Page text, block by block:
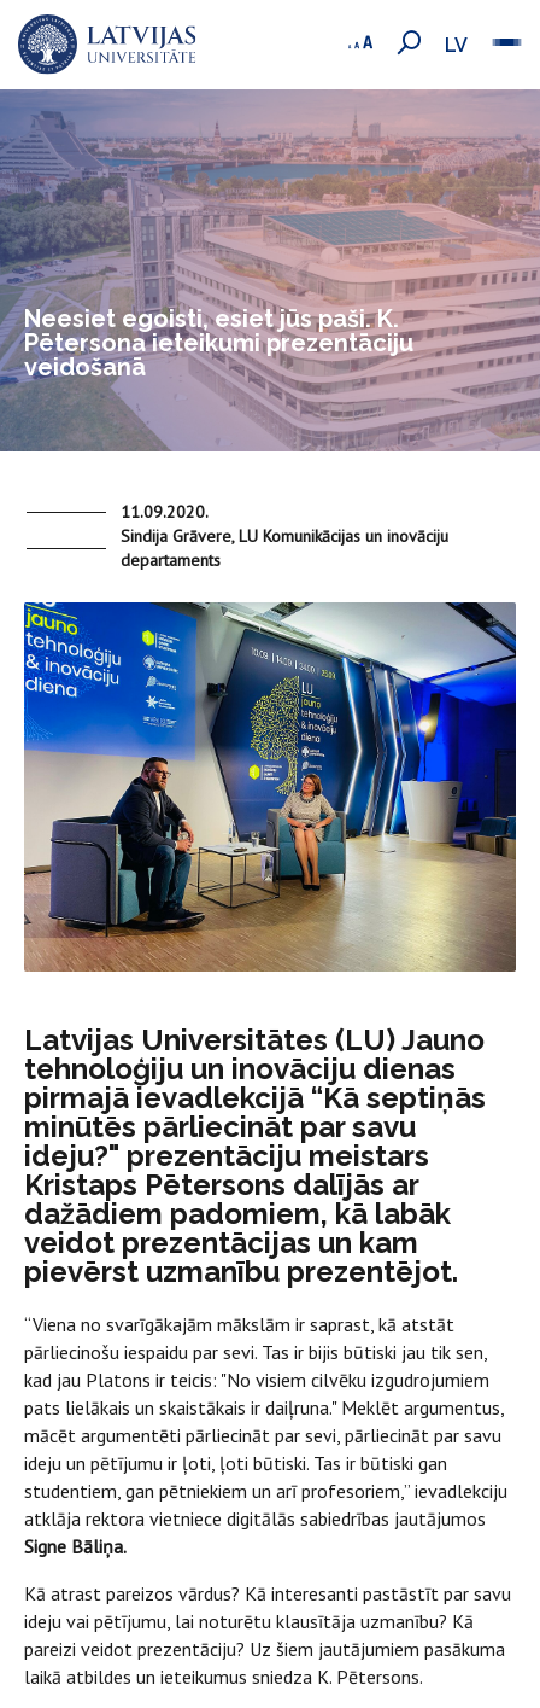
LV
Neesiet egoisti, esiet jūs paši. K.
Pētersona ieteikumi prezentāciju
veidošanā
11.09.2020.
Sindija Grāvere, LU Komunikācijas un inovāciju
departaments
Latvijas Universitātes (LU) Jauno
tehnoloģiju un inovāciju dienas
pirmajā ievadlekcijā “Kā septiņās
minūtēs pārliecināt par savu
ideju?" prezentāciju meistars
Kristaps Pētersons dalījās ar
dažādiem padomiem, kā labāk
veidot prezentācijas un kam
pievērst uzmanību prezentējot.
“Viena no svarīgākajām mākslām ir saprast, kā atstāt
pārliecinošu iespaidu par sevi. Tas ir bijis būtiski jau tik sen,
kad jau Platons ir teicis: "No visiem cilvēku izgudrojumiem
pats lielākais un skaistākais ir daiļruna." Meklēt argumentus,
mācēt argumentēti pārliecināt par sevi, pārliecināt par savu
ideju un pētījumu ir ļoti, ļoti būtiski. Tas ir būtiski gan
studentiem, gan pētniekiem un arī profesoriem,” ievadlekciju
atklāja rektora vietniece digitālās sabiedrības jautājumos
Signe Bāliņa.
Kā atrast pareizos vārdus? Kā interesanti pastāstīt par savu
ideju vai pētījumu, lai noturētu klausītāja uzmanību? Kā
pareizi veidot prezentāciju? Uz šiem jautājumiem pasākuma
laikā atbildes un ieteikumus sniedza K. Pētersons.